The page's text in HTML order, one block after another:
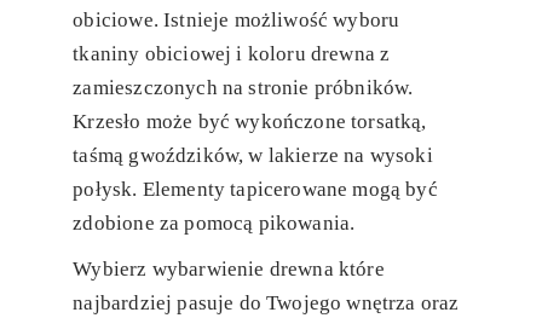
obiciowe. Istnieje możliwość wyboru
tkaniny obiciowej i koloru drewna z
zamieszczonych na stronie próbników.
Krzesło może być wykończone torsatką,
taśmą gwoździków, w lakierze na wysoki
połysk. Elementy tapicerowane mogą być
zdobione za pomocą pikowania.
Wybierz wybarwienie drewna które
najbardziej pasuje do Twojego wnętrza oraz